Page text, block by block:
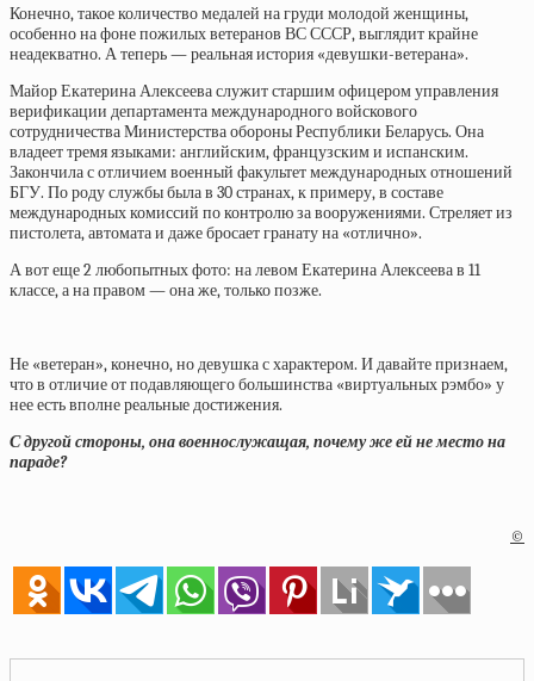
Конечно, такое количество медалей на груди молодой женщины,
особенно на фоне пожилых ветеранов ВС СССР, выглядит крайне
неадекватно. А теперь — реальная история «девушки-ветерана».
Майор Екатерина Алексеева служит старшим офицером управления
верификации департамента международного войскового
сотрудничества Министерства обороны Республики Беларусь. Она
владеет тремя языками: английским, французским и испанским.
Закончила с отличием военный факультет международных отношений
БГУ. По роду службы была в 30 странах, к примеру, в составе
международных комиссий по контролю за вооружениями. Стреляет из
пистолета, автомата и даже бросает гранату на «отлично».
А вот еще 2 любопытных фото: на левом Екатерина Алексеева в 11
классе, а на правом — она же, только позже.
Не «ветеран», конечно, но девушка с характером. И давайте признаем,
что в отличие от подавляющего большинства «виртуальных рэмбо» у
нее есть вполне реальные достижения.
С другой стороны, она военнослужащая, почему же ей не место на
параде?
©